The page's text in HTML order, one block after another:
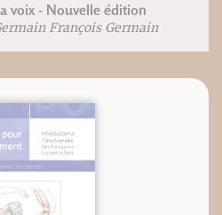
voix - Nouvelle édition
François Germain